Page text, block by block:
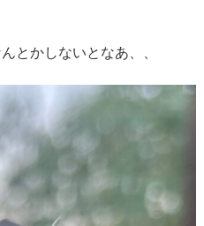
とかしないとなあ、、